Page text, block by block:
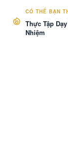
CÓ THỂ BẠN
Thực Tập
Nhiệm